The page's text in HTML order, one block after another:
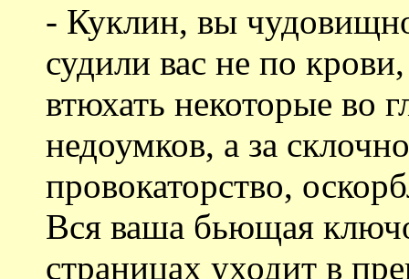
- Куклин, вы
судили вас не по
втюхать некоторые во
недоумков, а за
провокаторство,
Вся ваша бьющая
страницах уходит в